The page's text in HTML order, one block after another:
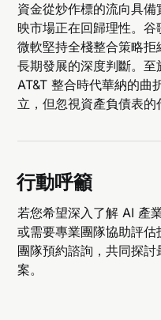
資金從炒作標的流向具
映市場正在回歸理性。谷
微軟堅持全棧整合策略
長期發展的深度判斷。
AT&T 整合時代華納的曲
立，但忽視資產負債表的
行動呼籲
若您希望深入了解 AI 產
或需要專業團隊協助評
團隊預約諮詢，共同探
案。